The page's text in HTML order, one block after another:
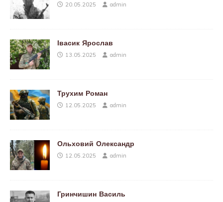
20.05.2025 admin
Івасик Ярослав
13.05.2025 admin
Трухим Роман
12.05.2025 admin
Ольховий Олександр
12.05.2025 admin
Гринчишин Василь